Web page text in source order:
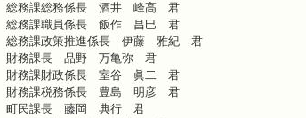
総務課総務係長 酒井 峰高 君
総務課職員係長 飯作 昌巳 君
総務課政策推進係長 伊藤 雅紀 君
財務課長 品野 万亀弥 君
財務課財政係長 室谷 眞二 君
財務課税務係長 豊島 明彦 君
町民課長 藤岡 典行 君